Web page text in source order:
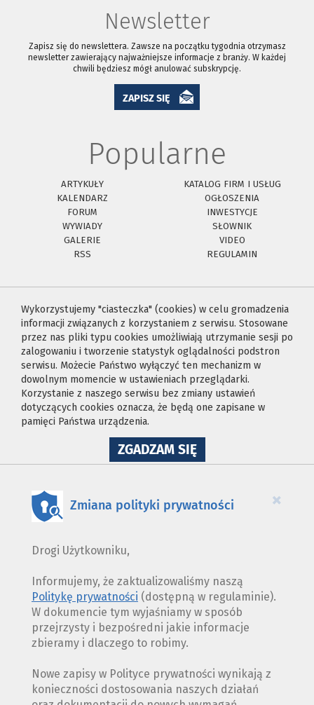
Newsletter
Zapisz się do newslettera. Zawsze na początku tygodnia otrzymasz
newsletter zawierający najważniejsze informacje z branży. W każdej
chwili będziesz mógł anulować subskrypcję.
ZAPISZ SIĘ
Popularne
ARTYKUŁY
KATALOG FIRM I USŁUG
KALENDARZ
OGŁOSZENIA
FORUM
INWESTYCJE
WYWIADY
SŁOWNIK
GALERIE
VIDEO
RSS
REGULAMIN
Wykorzystujemy "ciasteczka" (cookies) w celu gromadzenia
informacji związanych z korzystaniem z serwisu. Stosowane
przez nas pliki typu cookies umożliwiają utrzymanie sesji po
zalogowaniu i tworzenie statystyk oglądalności podstron
serwisu. Możecie Państwo wyłączyć ten mechanizm w
dowolnym momencie w ustawieniach przeglądarki.
Korzystanie z naszego serwisu bez zmiany ustawień
dotyczących cookies oznacza, że będą one zapisane w
pamięci Państwa urządzenia.
ZGADZAM SIĘNA
WYKORZYSTANIE
×
Zmiana polityki prywatności
Drogi Użytkowniku,
Informujemy, że zaktualizowaliśmy naszą
Politykę prywatności (dostępną w regulaminie).
W dokumencie tym wyjaśniamy w sposób
przejrzysty i bezpośredni jakie informacje
zbieramy i dlaczego to robimy.
Nowe zapisy w Polityce prywatności wynikają z
konieczności dostosowania naszych działań